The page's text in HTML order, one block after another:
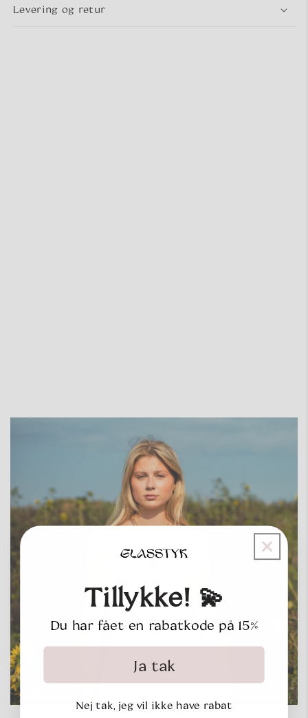
Levering og retur
Tillykke! 💫
Du har fået en rabatkode på 15%
Ja tak
Nej tak, jeg vil ikke have rabat